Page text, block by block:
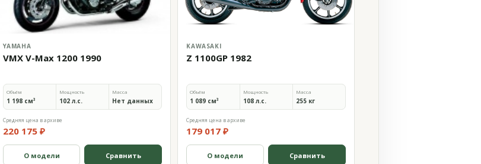
YAMAHA
VMX V-Max 1200 1990
Объём
1 198 см³
Мощность
102 л.с.
Масса
Нет данных
Средняя цена в архиве
220 175 ₽
О модели Сравнить
KAWASAKI
Z 1100GP 1982
Объём
1 089 см³
Мощность
108 л.с.
Масса
255 кг
Средняя цена в архиве
179 017 ₽
О модели Сравнить